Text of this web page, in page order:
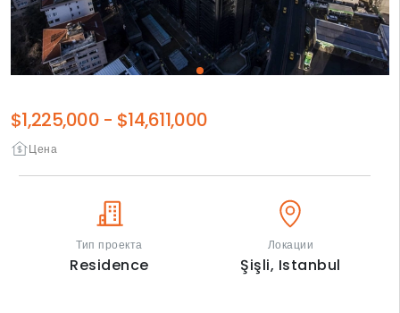
Цена
$1,225,000 - $14,611,000
Тип проекта
Residence
Локации
Şişli, Istanbul